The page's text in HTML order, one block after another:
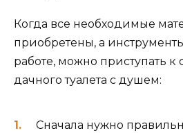
Когда все необходимые
приобретены, а
работе, можно приступать к
дачного туалета с душем:
Сначала нужно